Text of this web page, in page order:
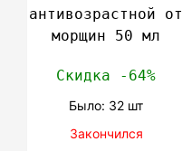
антивозрастной от
морщин 50 мл
Скидка -64%
Было: 32 шт
Закончился